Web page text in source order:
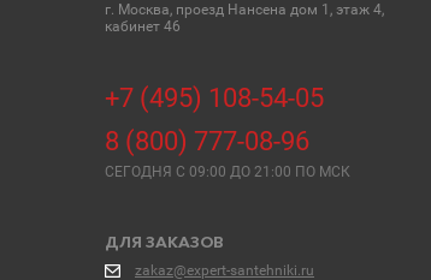
г. Москва, проезд Нансена дом 1, этаж 4,
кабинет 46
+7 (495) 108-54-05
8 (800) 777-08-96
СЕГОДНЯ C 09:00 ДО 21:00 ПО МСК
ДЛЯ ЗАКАЗОВ
zakaz@expert-santehniki.ru